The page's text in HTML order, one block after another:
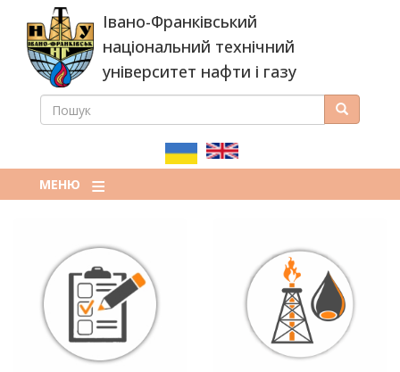
основного
вмісту
Івано-Франківський
національний технічний
університет нафти і газу
ПОШУКОВА
ПОШУК Пошук
МЕНЮ